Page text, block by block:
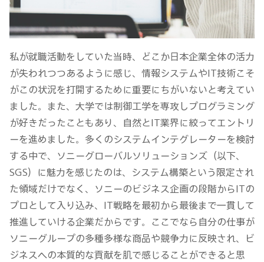
私が就職活動をしていた当時、どこか日本企業全体の活力
が失われつつあるように感じ、情報システムやIT技術こそ
がこの状況を打開するために重要にちがいないと考えてい
ました。また、大学では制御工学を専攻しプログラミング
が好きだったこともあり、自然とIT業界に絞ってエントリ
ーを進めました。多くのシステムインテグレーターを検討
する中で、ソニーグローバルソリューションズ（以下、
SGS）に魅力を感じたのは、システム構築という限定され
た領域だけでなく、ソニーのビジネス企画の段階からITの
プロとして入り込み、IT戦略を最初から最後まで一貫して
推進していける企業だからです。ここでなら自分の仕事が
ソニーグループの多種多様な商品や競争力に反映され、ビ
ジネスへの本質的な貢献を肌で感じることができると思